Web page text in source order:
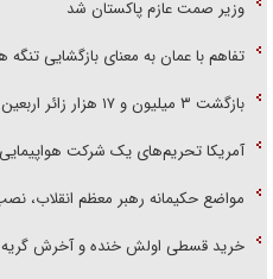
وزیر صمت عازم پاکستان شد
تفاهم با عمان به معنای بازگشایی
بازگشت ۳ میلیون و ۱۷ هزار زائر اربعین به کشور
آمریکا تحریم‌های یک شرکت هواپیمایی
مواضع حکیمانه رهبر معظم انقلاب،
خرید قسطی اولش خنده و آخرش